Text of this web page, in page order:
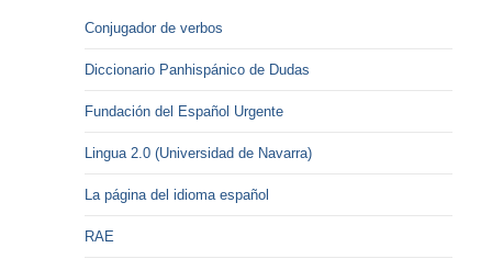
Conjugador de verbos
Diccionario Panhispánico de Dudas
Fundación del Español Urgente
Lingua 2.0 (Universidad de Navarra)
La página del idioma español
RAE